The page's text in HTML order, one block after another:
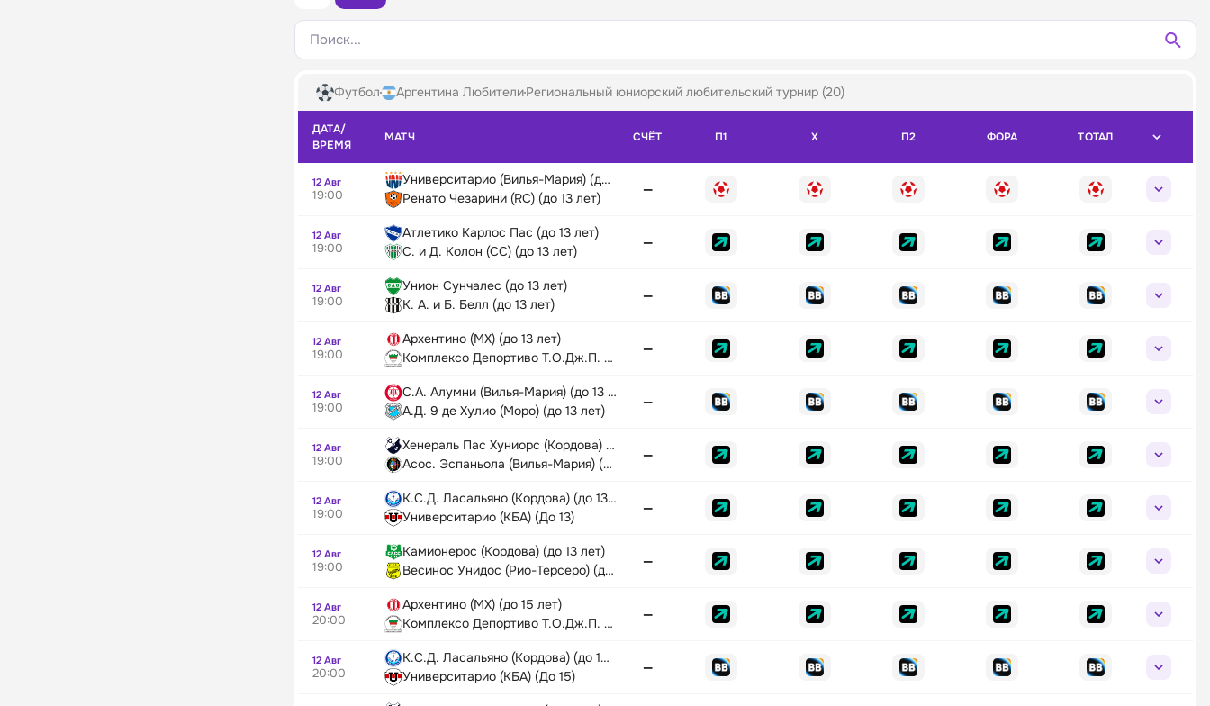
Поиск...
Футбол Аргентина ЛюбителиРегиональный юниорский любительский турнир (20)
ДАТА/
ВРЕМЯ
МАТЧ СЧЁТ П1 X П2 ФОРА ТОТАЛ
12 Авг
19:00
Университарио (Вилья-Мария) (до 13 лет)
Ренато Чезарини (RC) (до 13 лет)
—
12 Авг
19:00
Атлетико Карлос Пас (до 13 лет)
С. и Д. Колон (СС) (до 13 лет)
—
12 Авг
19:00
Унион Сунчалес (до 13 лет)
К. А. и Б. Белл (до 13 лет)
—
12 Авг
19:00
Архентино (МХ) (до 13 лет)
Комплексо Депортиво Т.О.Дж.П. (до 13 лет)
—
12 Авг
19:00
С.А. Алумни (Вилья-Мария) (до 13 лет)
А.Д. 9 де Хулио (Моро) (до 13 лет)
—
12 Авг
19:00
Хенераль Пас Хуниорс (Кордова) (до 13 лет)
Асос. Эспаньола (Вилья-Мария) (до 13 лет)
—
12 Авг
19:00
К.С.Д. Ласальяно (Кордова) (до 13 лет)
Университарио (КБА) (До 13)
—
12 Авг
19:00
Камионерос (Кордова) (до 13 лет)
Весинос Унидос (Рио-Терсеро) (до 13 лет)
—
12 Авг
20:00
Архентино (МХ) (до 15 лет)
Комплексо Депортиво Т.О.Дж.П. (до 15 лет)
—
12 Авг
20:00
К.С.Д. Ласальяно (Кордова) (до 15 лет)
Университарио (КБА) (До 15)
—